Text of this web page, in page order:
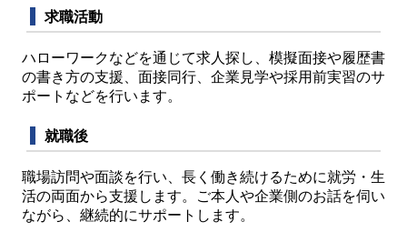
求職活動
ハローワークなどを通じて求人探し、模擬面接や履歴書
の書き方の支援、面接同行、企業見学や採用前実習のサ
ポートなどを行います。
就職後
職場訪問や面談を行い、長く働き続けるために就労・生
活の両面から支援します。ご本人や企業側のお話を伺い
ながら、継続的にサポートします。